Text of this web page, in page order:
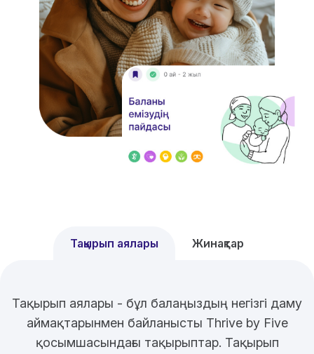
Тақырып аялары Жинақтар
Тақырып аялары - бұл балаңыздың негізгі даму
аймақтарынмен байланысты Thrive by Five
қосымшасындағы тақырыптар. Тақырып